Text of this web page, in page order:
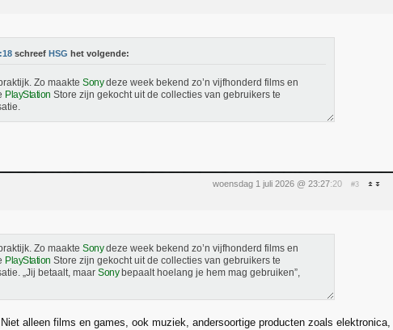
schreef HSG het volgende:
Zo maakte Sonydeze week bekend zo’n vijfhonderd films en
PlayStation Store zijn gekocht uit de collecties van gebruikers te
woensdag 1 juli 2026 @ 23:27:20 #3
Zo maakte Sonydeze week bekend zo’n vijfhonderd films en
PlayStation Store zijn gekocht uit de collecties van gebruikers te
„Jij betaalt, maar Sonybepaalt hoelang je hem mag gebruiken”,
alleen films en games, ook muziek, andersoortige producten zoals elektronica,